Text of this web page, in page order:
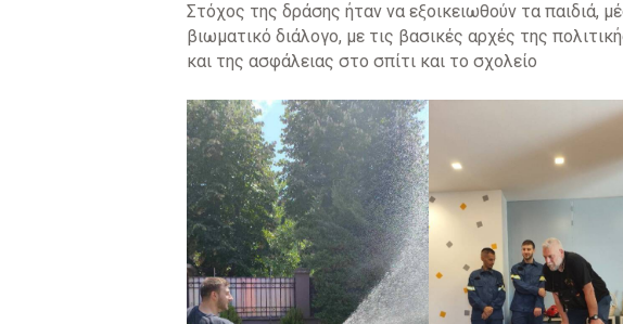
​Στόχος της δράσης ήταν να εξοικειωθούν τα παιδιά,
βιωματικό διάλογο, με τις βασικές αρχές της
και της ασφάλειας στο σπίτι και το σχολείο